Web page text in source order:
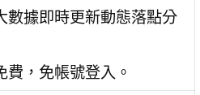
數據即時更新動態落點分
費，免帳號登入。